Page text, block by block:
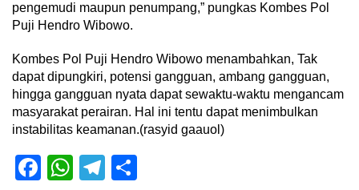
pengemudi maupun penumpang,” pungkas Kombes Pol
Puji Hendro Wibowo.
Kombes Pol Puji Hendro Wibowo menambahkan, Tak
dapat dipungkiri, potensi gangguan, ambang gangguan,
hingga gangguan nyata dapat sewaktu-waktu mengancam
masyarakat perairan. Hal ini tentu dapat menimbulkan
instabilitas keamanan.(rasyid gaauol)
Facebook
WhatsApp
Telegram